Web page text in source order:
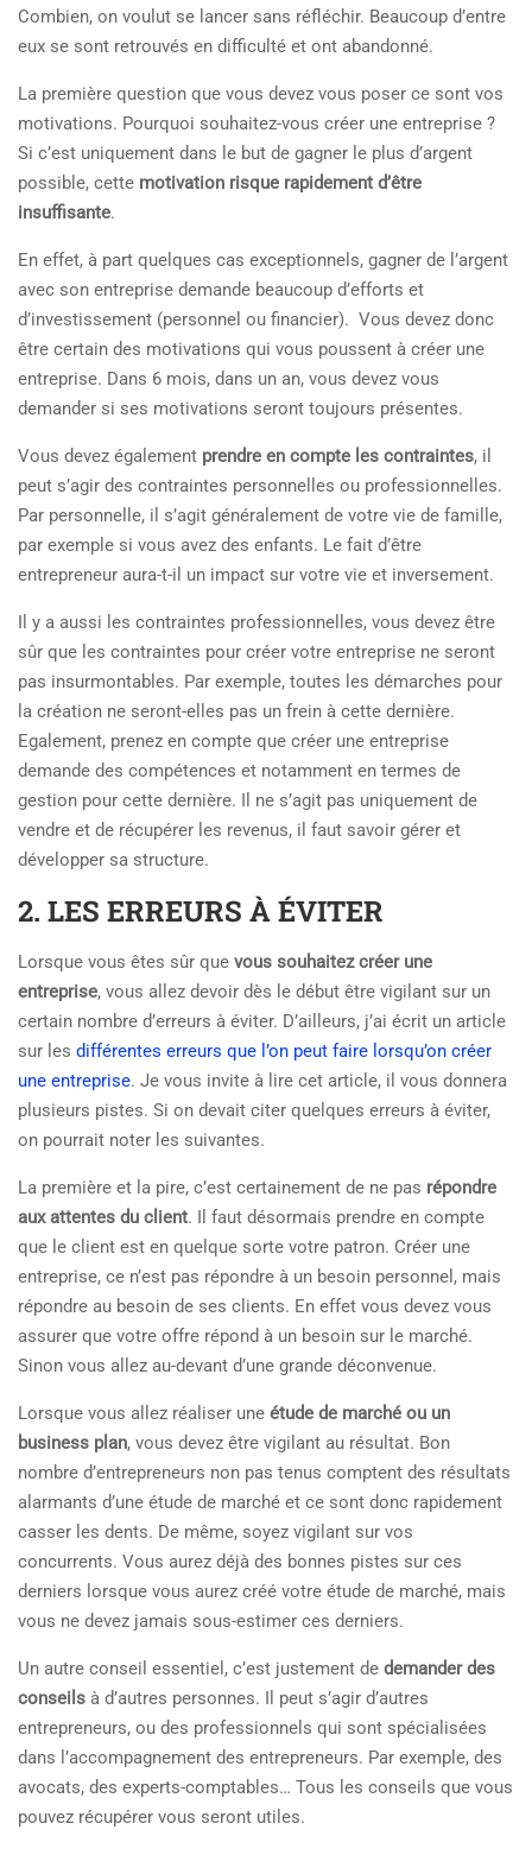
Combien, on voulut se lancer sans réfléchir. Beaucoup d’entre
eux se sont retrouvés en difficulté et ont abandonné.
La première question que vous devez vous poser ce sont vos
motivations. Pourquoi souhaitez-vous créer une entreprise ?
Si c’est uniquement dans le but de gagner le plus d’argent
possible, cette motivation risque rapidement d’être
insuffisante.
En effet, à part quelques cas exceptionnels, gagner de l’argent
avec son entreprise demande beaucoup d’efforts et
d’investissement (personnel ou financier). Vous devez donc
être certain des motivations qui vous poussent à créer une
entreprise. Dans 6 mois, dans un an, vous devez vous
demander si ses motivations seront toujours présentes.
Vous devez également prendre en compte les contraintes, il
peut s’agir des contraintes personnelles ou professionnelles.
Par personnelle, il s’agit généralement de votre vie de famille,
par exemple si vous avez des enfants. Le fait d’être
entrepreneur aura-t-il un impact sur votre vie et inversement.
Il y a aussi les contraintes professionnelles, vous devez être
sûr que les contraintes pour créer votre entreprise ne seront
pas insurmontables. Par exemple, toutes les démarches pour
la création ne seront-elles pas un frein à cette dernière.
Egalement, prenez en compte que créer une entreprise
demande des compétences et notamment en termes de
gestion pour cette dernière. Il ne s’agit pas uniquement de
vendre et de récupérer les revenus, il faut savoir gérer et
développer sa structure.
2. LES ERREURS À ÉVITER
Lorsque vous êtes sûr que vous souhaitez créer une
entreprise, vous allez devoir dès le début être vigilant sur un
certain nombre d’erreurs à éviter. D’ailleurs, j’ai écrit un article
sur les différentes erreurs que l’on peut faire lorsqu’on créer
une entreprise. Je vous invite à lire cet article, il vous donnera
plusieurs pistes. Si on devait citer quelques erreurs à éviter,
on pourrait noter les suivantes.
La première et la pire, c’est certainement de ne pas répondre
aux attentes du client. Il faut désormais prendre en compte
que le client est en quelque sorte votre patron. Créer une
entreprise, ce n’est pas répondre à un besoin personnel, mais
répondre au besoin de ses clients. En effet vous devez vous
assurer que votre offre répond à un besoin sur le marché.
Sinon vous allez au-devant d’une grande déconvenue.
Lorsque vous allez réaliser une étude de marché ou un
business plan, vous devez être vigilant au résultat. Bon
nombre d’entrepreneurs non pas tenus comptent des résultats
alarmants d’une étude de marché et ce sont donc rapidement
casser les dents. De même, soyez vigilant sur vos
concurrents. Vous aurez déjà des bonnes pistes sur ces
derniers lorsque vous aurez créé votre étude de marché, mais
vous ne devez jamais sous-estimer ces derniers.
Un autre conseil essentiel, c’est justement de demander des
conseils à d’autres personnes. Il peut s’agir d’autres
entrepreneurs, ou des professionnels qui sont spécialisées
dans l’accompagnement des entrepreneurs. Par exemple, des
avocats, des experts-comptables… Tous les conseils que vous
pouvez récupérer vous seront utiles.